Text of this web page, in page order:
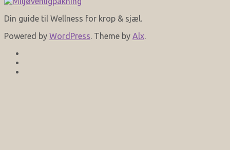
Din guide til Wellness for krop & sjæl.
Powered by WordPress. Theme by Alx.